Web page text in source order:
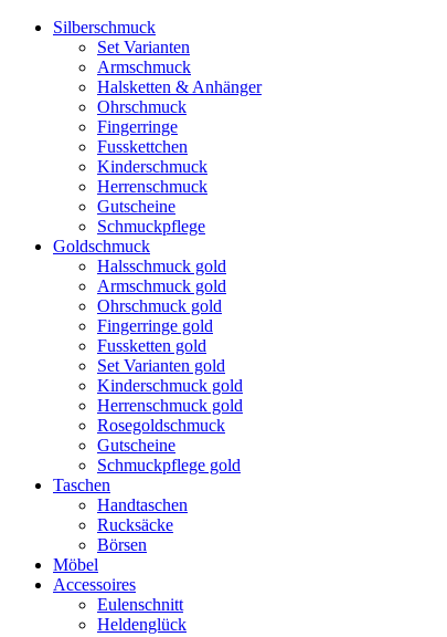
Silberschmuck
Set Varianten
Armschmuck
Halsketten & Anhänger
Ohrschmuck
Fingerringe
Fusskettchen
Kinderschmuck
Herrenschmuck
Gutscheine
Schmuckpflege
Goldschmuck
Halsschmuck gold
Armschmuck gold
Ohrschmuck gold
Fingerringe gold
Fussketten gold
Set Varianten gold
Kinderschmuck gold
Herrenschmuck gold
Rosegoldschmuck
Gutscheine
Schmuckpflege gold
Taschen
Handtaschen
Rucksäcke
Börsen
Möbel
Accessoires
Eulenschnitt
Heldenglück